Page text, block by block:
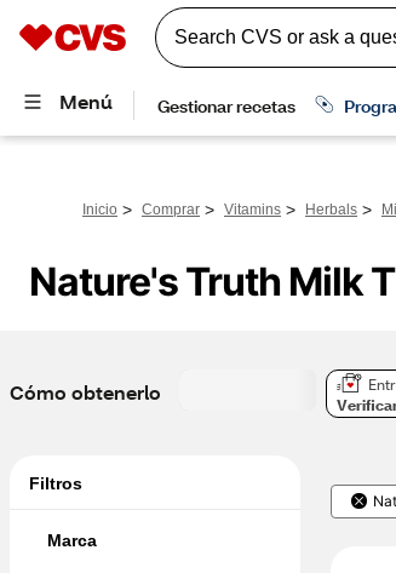
Inicio > Comprar > Vitamins > Herbals >
Nature's Truth Milk
Cómo obtenerlo
Filtros
Marca